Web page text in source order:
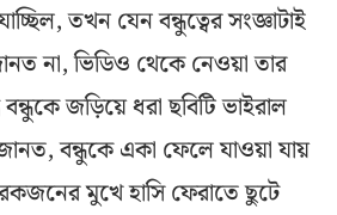
তখন যেন বন্ধুত্বের সংজ্ঞাটাই
না, ভিডিও থেকে নেওয়া তার
বন্ধুকে জড়িয়ে ধরা ছবিটি ভাইরাল
বন্ধুকে একা ফেলে যাওয়া যায়
মুখে হাসি ফেরাতে ছুটে